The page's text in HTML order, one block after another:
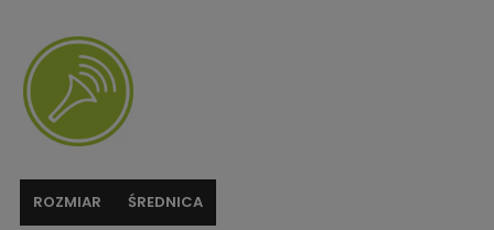
ROZMIAR ŚREDNICA